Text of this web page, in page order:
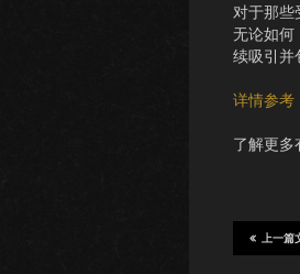
对于那些
无论如何
续吸引并
详情参考
了解更多
上一篇